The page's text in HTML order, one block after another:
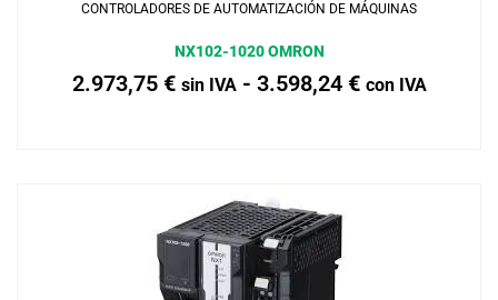
CONTROLADORES DE AUTOMATIZACIÓN DE MÁQUINAS
NX102-1020 OMRON
2.973,75 € sin IVA- 3.598,24 € con IVA